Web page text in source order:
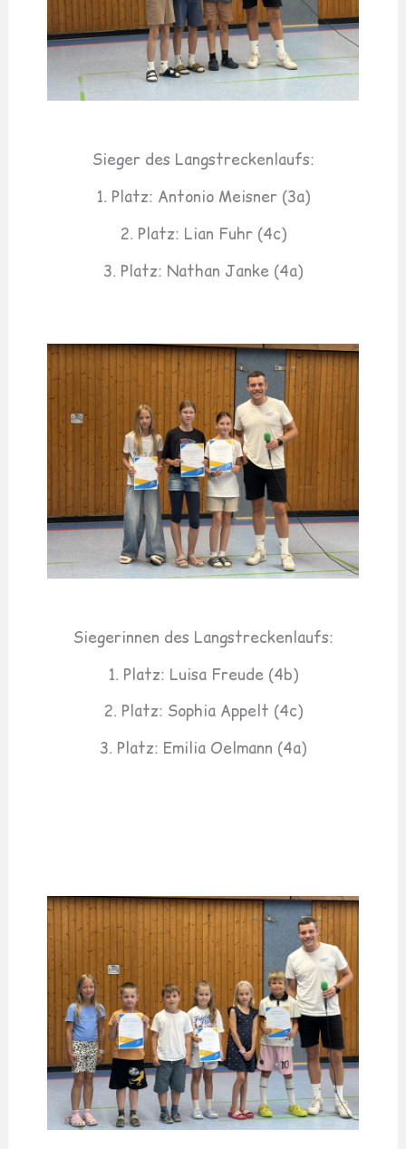
Sieger des Langstreckenlaufs:
1. Platz: Antonio Meisner (3a)
2. Platz: Lian Fuhr (4c)
3. Platz: Nathan Janke (4a)
Siegerinnen des Langstreckenlaufs:
1. Platz: Luisa Freude (4b)
2. Platz: Sophia Appelt (4c)
3. Platz: Emilia Oelmann (4a)